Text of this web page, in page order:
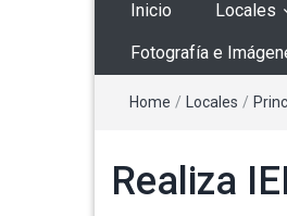
Inicio Locales
Fotografía e
Home / Locales /
Realiza